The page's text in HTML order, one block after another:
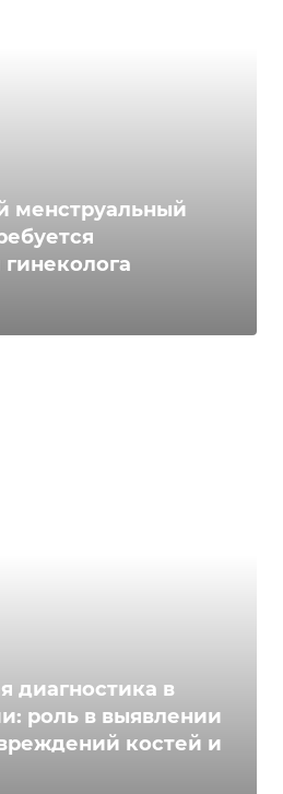
менструальный
диагностика в
роль в выявлении
костей и